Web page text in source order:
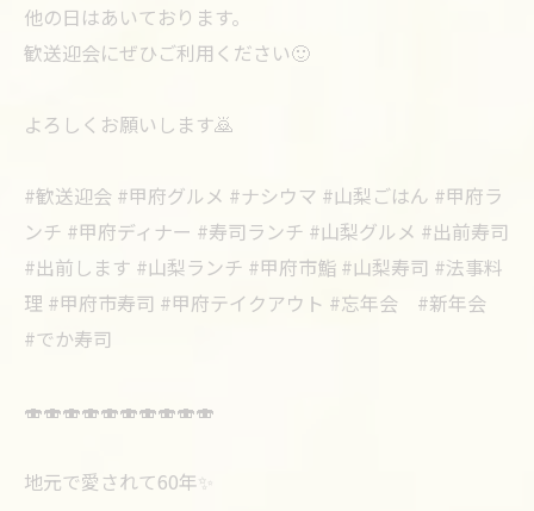
他の日はあいております。
歓送迎会にぜひご利用ください🙂
よろしくお願いします🙇
#歓送迎会 #甲府グルメ #ナシウマ #山梨ごはん #甲府ラ
ンチ #甲府ディナー #寿司ランチ #山梨グルメ #出前寿司
#出前します #山梨ランチ #甲府市鮨 #山梨寿司 #法事料
理 #甲府市寿司 #甲府テイクアウト #忘年会 #新年会
#でか寿司
🍣🍣🍣🍣🍣🍣🍣🍣🍣🍣
地元で愛されて60年✨